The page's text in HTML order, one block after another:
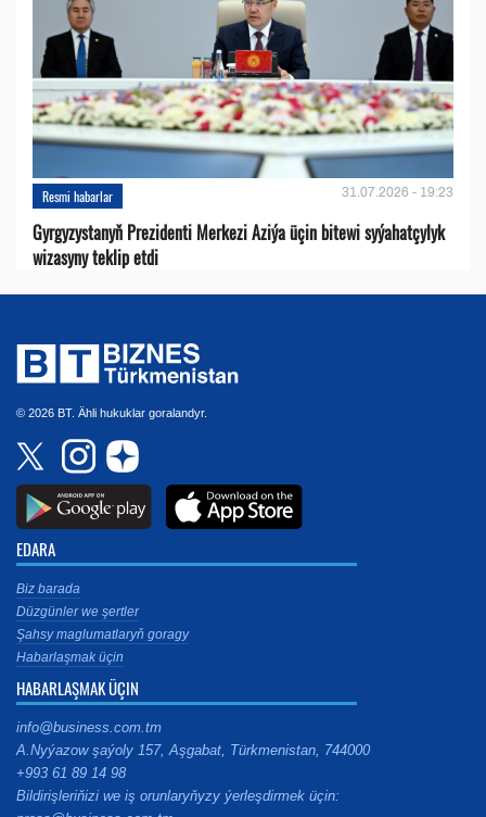
Resmi habarlar 31.07.2026 - 19:23
Gyrgyzystanyň Prezidenti Merkezi Aziýa üçin bitewi syýahatçylyk
wizasyny teklip etdi
© 2026 BT. Ähli hukuklar goralandyr.
EDARA
Biz barada
Düzgünler we şertler
Şahsy maglumatlaryň goragy
Habarlaşmak üçin
HABARLAŞMAK ÜÇIN
info@business.com.tm
A.Nyýazow şaýoly 157, Aşgabat, Türkmenistan, 744000
+993 61 89 14 98
Bildirişleriňizi we iş orunlaryňyzy ýerleşdirmek üçin: